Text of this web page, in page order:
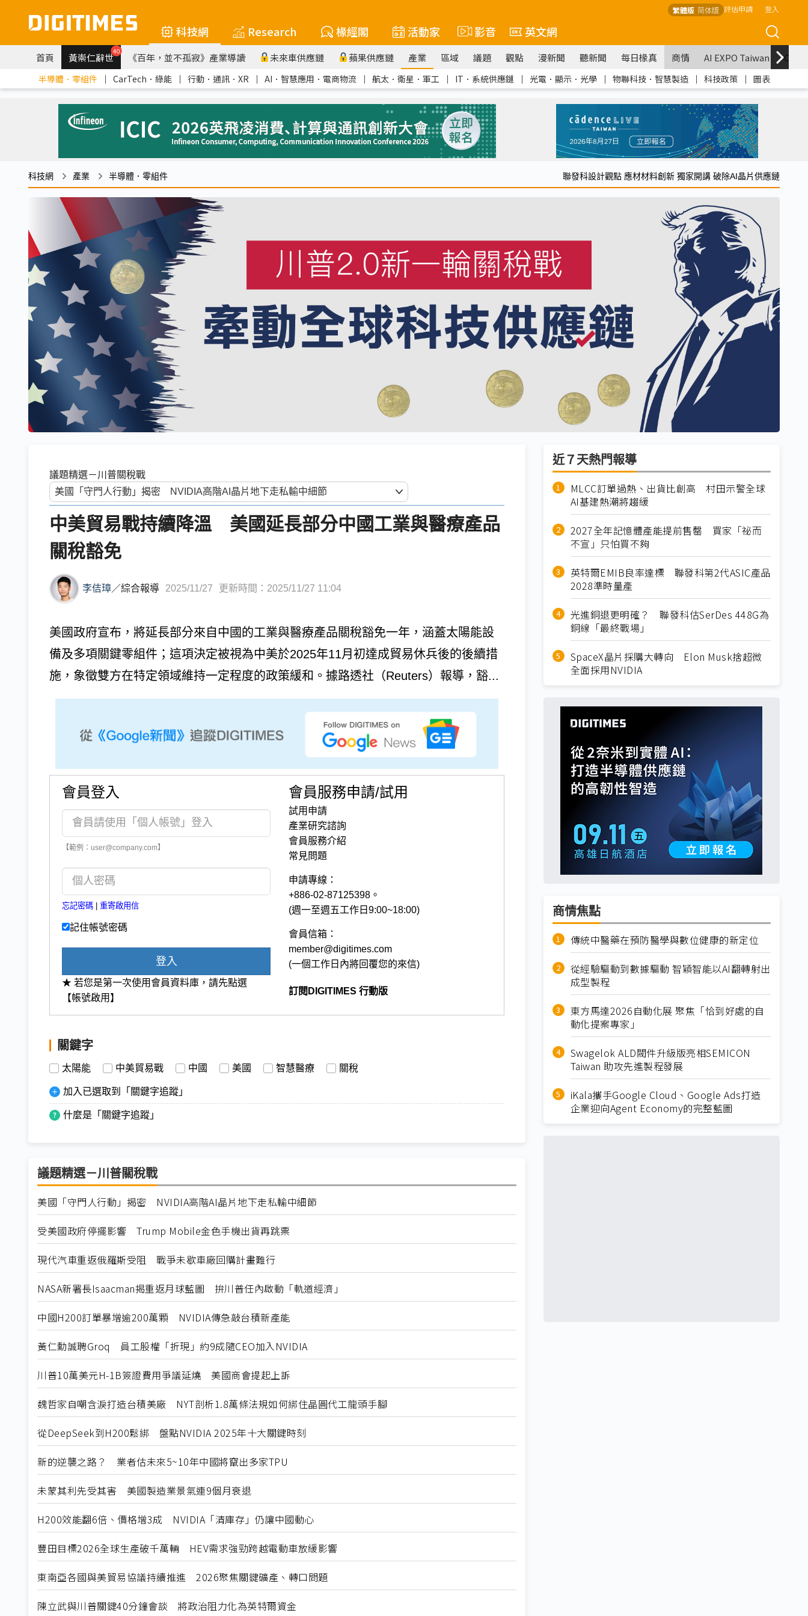
繁體版 简体版 評估申請 登入
科技網 Research 椽經閣 活動家 影音 英文網
首頁 黃崇仁辭世40 《百年，並不孤寂》產業導讀 未來車供應鏈 蘋果供應鏈 產業 區域 議題 觀點 漫新聞 聽新聞 每日椽真 商情 AI EXPO Taiwan
半導體．零組件 ｜ CarTech．綠能 ｜ 行動．通訊．XR ｜ AI．智慧應用．電商物流 ｜ 航太．衛星．軍工 ｜ IT．系統供應鏈 ｜ 光電．顯示．光學 ｜ 物聯科技．智慧製造 ｜ 科技政策 ｜ 圖表
科技網 產業 半導體．零組件 聯發科設計觀點 應材材料創新 獨家開講 破除AI晶片供應鏈
議題精選－川普關稅戰
中美貿易戰持續降溫 美國延長部分中國工業與醫療產品
關稅豁免
李佶璋／綜合報導 2025/11/27 更新時間：2025/11/27 11:04
美國政府宣布，將延長部分來自中國的工業與醫療產品關稅豁免一年，涵蓋太陽能設
備及多項關鍵零組件；這項決定被視為中美於2025年11月初達成貿易休兵後的後續措
施，象徵雙方在特定領域維持一定程度的政策緩和。據路透社（Reuters）報導，豁...
會員登入
【範例：user@company.com】
忘記密碼 | 重寄啟用信
記住帳號密碼
登入
★ 若您是第一次使用會員資料庫，請先點選
【帳號啟用】
會員服務申請/試用
試用申請
產業研究諮詢
會員服務介紹
常見問題
申請專線：
+886-02-87125398。
(週一至週五工作日9:00~18:00)
會員信箱：
member@digitimes.com
(一個工作日內將回覆您的來信)
訂閱DIGITIMES 行動版
關鍵字
太陽能 中美貿易戰 中國 美國 智慧醫療 關稅
加入已選取到「關鍵字追蹤」
什麼是「關鍵字追蹤」
議題精選－川普關稅戰
美國「守門人行動」揭密 NVIDIA高階AI晶片地下走私輸中細節
受美國政府停擺影響 Trump Mobile金色手機出貨再跳票
現代汽車重返俄羅斯受阻 戰爭未歇車廠回購計畫難行
NASA新署長Isaacman揭重返月球藍圖 拚川普任內啟動「軌道經濟」
中國H200訂單暴增逾200萬顆 NVIDIA傳急敲台積新產能
黃仁勳誠聘Groq 員工股權「折現」約9成隨CEO加入NVIDIA
川普10萬美元H-1B簽證費用爭議延燒 美國商會提起上訴
魏哲家自嘲含淚打造台積美廠 NYT剖析1.8萬條法規如何綁住晶圓代工龍頭手腳
從DeepSeek到H200鬆綁 盤點NVIDIA 2025年十大關鍵時刻
新的逆襲之路？ 業者估未來5~10年中國將竄出多家TPU
未蒙其利先受其害 美國製造業景氣連9個月衰退
H200效能翻6倍、價格增3成 NVIDIA「清庫存」仍讓中國動心
豐田目標2026全球生產破千萬輛 HEV需求強勁跨越電動車放緩影響
東南亞各國與美貿易協議持續推進 2026聚焦關鍵礦產、轉口問題
陳立武與川普關鍵40分鐘會談 將政治阻力化為英特爾資金
近７天熱門報導
MLCC訂單過熱、出貨比創高 村田示警全球
AI基建熱潮將趨緩
2027全年記憶體產能提前售罄 買家「祕而
不宣」只怕買不夠
英特爾EMIB良率達標 聯發科第2代ASIC產品
2028準時量產
光進銅退更明確？ 聯發科估SerDes 448G為
銅線「最終戰場」
SpaceX晶片採購大轉向 Elon Musk捨超微
全面採用NVIDIA
商情焦點
傳統中醫藥在預防醫學與數位健康的新定位
從經驗驅動到數據驅動 智穎智能以AI翻轉射出
成型製程
東方馬達2026自動化展 聚焦「恰到好處的自
動化提案專家」
Swagelok ALD閥件升級版亮相SEMICON
Taiwan 助攻先進製程發展
iKala攜手Google Cloud、Google Ads打造
企業迎向Agent Economy的完整藍圖